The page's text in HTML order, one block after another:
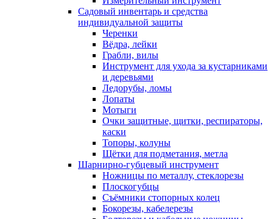
Садовый инвентарь и средства
индивидуальной защиты
Черенки
Вёдра, лейки
Грабли, вилы
Инструмент для ухода за кустарниками
и деревьями
Ледорубы, ломы
Лопаты
Мотыги
Очки защитные, щитки, респираторы,
каски
Топоры, колуны
Щётки для подметания, метла
Шарнирно-губцевый инструмент
Ножницы по металлу, стеклорезы
Плоскогубцы
Съёмники стопорных колец
Бокорезы, кабелерезы